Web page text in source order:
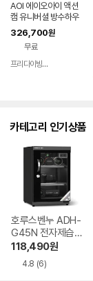
AOI 에이오아이 액션
캠 유니버셜 방수하우
징 [어딥터포함] 수중
촬영 60M 방수케이스
2컬러선택
326,700원
무료
프리다이빙 장비랩
카테고리 인기상품
호루스벤누 ADH-
G45N 전자제습보
관함
118,490원
4.8 (6)